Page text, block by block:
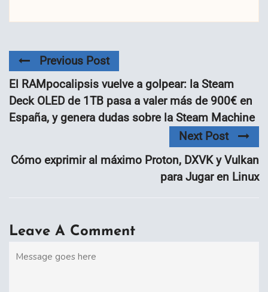
Previous Post
El RAMpocalipsis vuelve a golpear: la Steam
Deck OLED de 1TB pasa a valer más de 900€ en
España, y genera dudas sobre la Steam Machine
Next Post
Cómo exprimir al máximo Proton, DXVK y Vulkan
para Jugar en Linux
Leave A Comment